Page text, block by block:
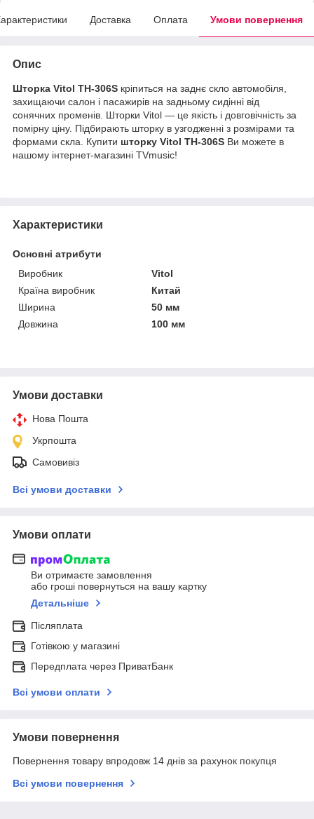
Доставка Оплата Умови повернення
Опис
Шторка Vitol TH-306S кріпиться на заднє скло автомобіля,
захищаючи салон і пасажирів на задньому сидінні від
сонячних променів. Шторки Vitol — це якість і довговічність за
помірну ціну. Підбирають шторку в узгодженні з розмірами та
формами скла. Купити шторку Vitol TH-306S Ви можете в
нашому інтернет-магазині TVmusic!
Характеристики
Основні атрибути
Виробник
Vitol
Країна виробник
Китай
Ширина
50 мм
Довжина
100 мм
Умови доставки
Нова Пошта
Укрпошта
Самовивіз
Всі умови доставки
Умови оплати
Ви отримаєте замовлення
або гроші повернуться на вашу картку
Детальніше
Післяплата
Готівкою у магазині
Передплата через ПриватБанк
Всі умови оплати
Умови повернення
Повернення товару впродовж 14 днів за рахунок покупця
Всі умови повернення